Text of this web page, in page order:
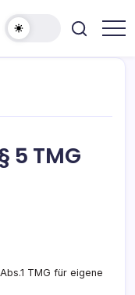
5 TMG
TMG für eigene